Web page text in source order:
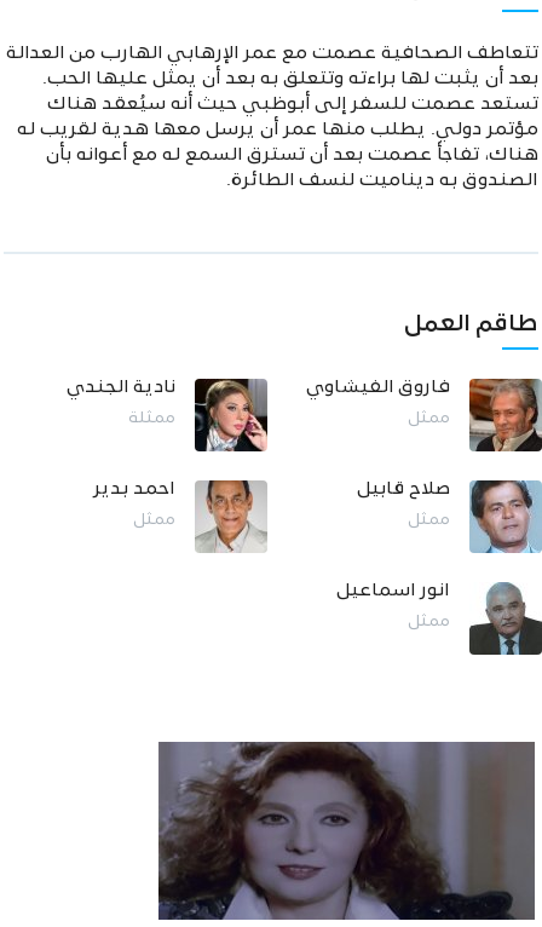
تتعاطف الصحافية عصمت مع عمر الإرهابي الهارب من العدالة
بعد أن يثبت لها براءته وتتعلق به بعد أن يمثل عليها الحب.
تستعد عصمت للسفر إلى أبوظبي حيث أنه سيُعقد هناك
مؤتمر دولي. يطلب منها عمر أن يرسل معها هدية لقريب له
هناك، تفاجأ عصمت بعد أن تسترق السمع له مع أعوانه بأن
الصندوق به ديناميت لنسف الطائرة.
طاقم العمل
فاروق الفيشاوي
ممثل
نادية الجندي
ممثلة
صلاح قابيل
ممثل
احمد بدير
ممثل
انور اسماعيل
ممثل